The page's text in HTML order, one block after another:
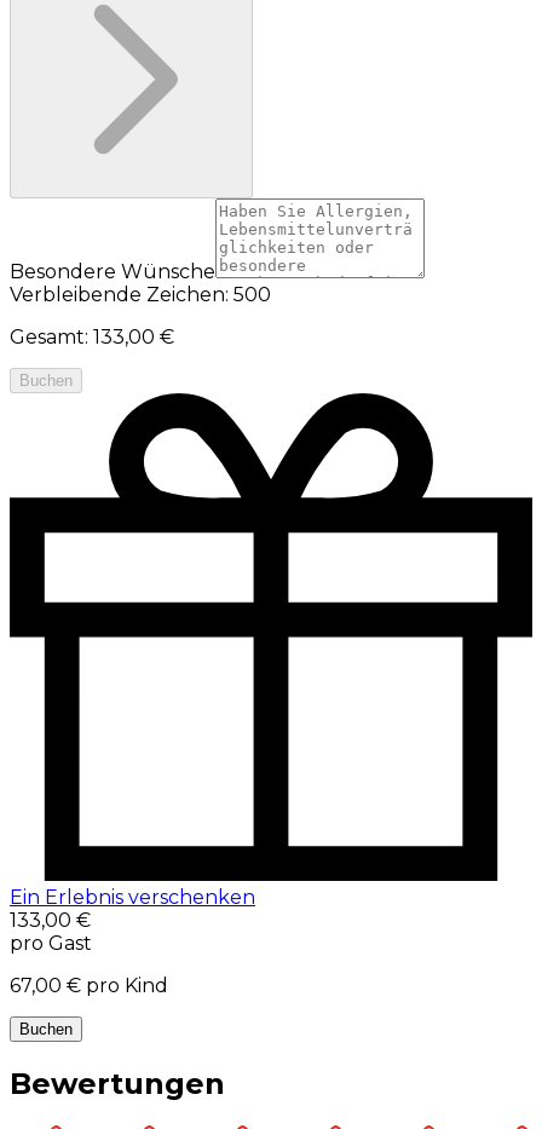
Besondere Wünsche
Verbleibende Zeichen: 500
Gesamt: 133,00 €
Buchen
Ein Erlebnis verschenken
133,00 €
pro Gast
67,00 € pro Kind
Buchen
Bewertungen